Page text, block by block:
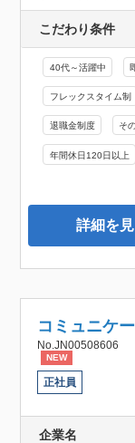
こだわり条件
40代～活躍中
フレックスタイム制
退職金制度 そ
年間休日120日以上
詳細を
コミュニケ
No.JN00508606
NEW
正社員
企業名